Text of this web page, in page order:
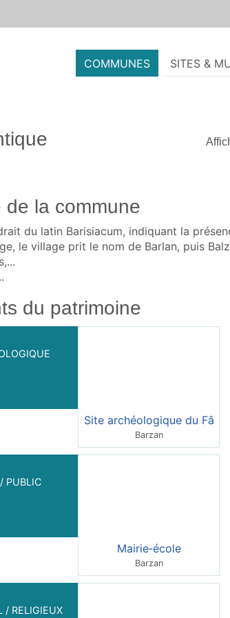
COMMUNES SITES &
de la commune
du latin Barisiacum, indiquant la
le village prit le nom de Barlan, puis
du patrimoine
Site archéologique du Fâ
Barzan
PUBLIC
Mairie‑école
Barzan
/ RELIGIEUX